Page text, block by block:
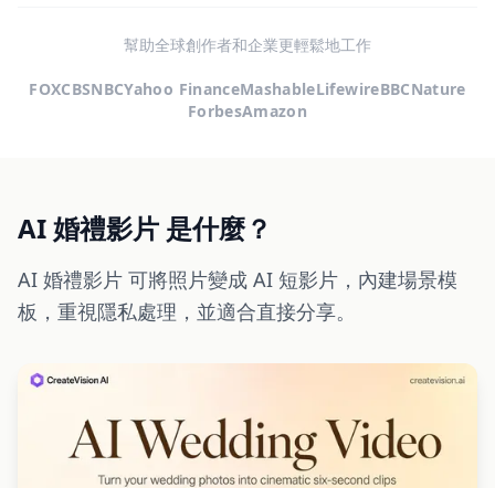
幫助全球創作者和企業更輕鬆地工作
FOXCBSNBCYahoo FinanceMashableLifewireBBCNature
ForbesAmazon
AI 婚禮影片 是什麼？
AI 婚禮影片 可將照片變成 AI 短影片，內建場景模
板，重視隱私處理，並適合直接分享。